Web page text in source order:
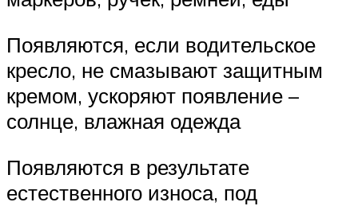
Появляются, если водительское
кресло, не смазывают защитным
кремом, ускоряют появление –
солнце, влажная одежда
Появляются в результате
естественного износа, под